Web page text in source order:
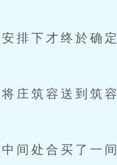
下才终於确定
筑容送到筑容
处合买了一间